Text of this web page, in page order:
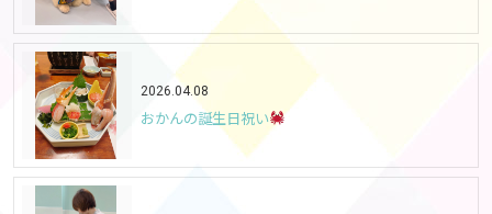
2026.04.08
おかんの誕生日祝い